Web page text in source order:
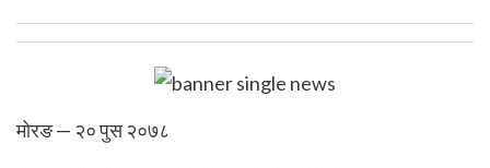
मोरङ — २० पुस २०७८